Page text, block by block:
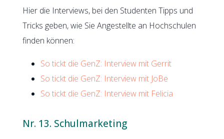
Hier die Interviews, bei den Studenten Tipps und
Tricks geben, wie Sie Angestellte an Hochschulen
finden können:
So tickt die GenZ: Interview mit Gerrit
So tickt die GenZ: Interview mit JoBe
So tickt die GenZ: Interview mit Felicia
Nr. 13. Schulmarketing